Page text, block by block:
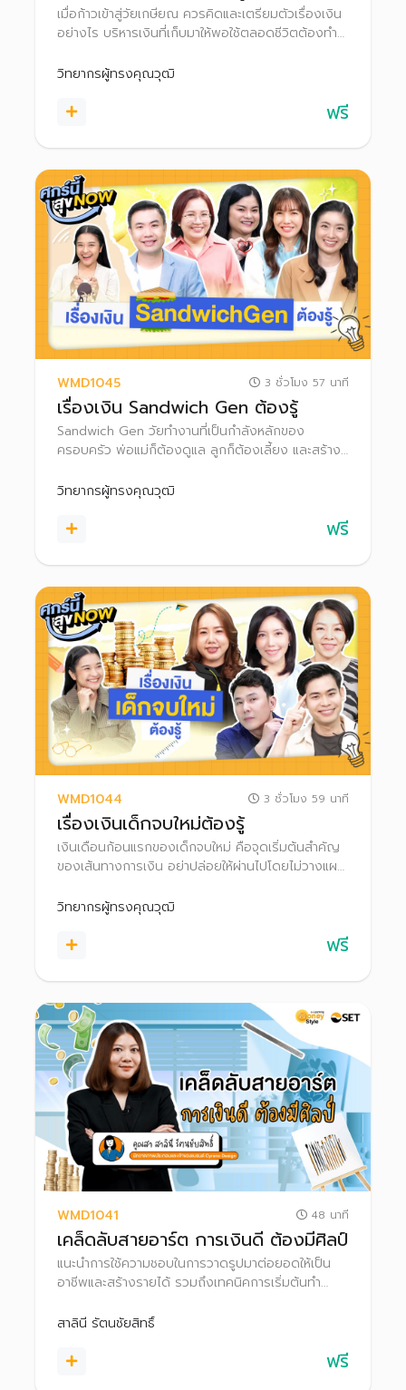
เมื่อก้าวเข้าสู่วัยเกษียณ ควรคิดและเตรียมตัวเรื่องเงิน
อย่างไร บริหารเงินที่เก็บมาให้พอใช้ตลอดชีวิตต้องทำ
มรดก, ความเสี่ยงหากอายุยืนขึ้น มาเตรียมความพร้อม
วิทยากรผู้ทรงคุณวุฒิ
ฟรี
WMD1045 3 ชั่วโมง 57 นาที
เรื่องเงิน Sandwich Gen ต้องรู้
Sandwich Gen วัยทำงานที่เป็นกำลังหลักของ
ครอบครัว พ่อแม่ก็ต้องดูแล ลูกก็ต้องเลี้ยง และสร้าง
เงินให้ราบรื่น เพื่อคุณภาพชีวิตที่ดีให้ตัวเองและทุกคนใน
วิทยากรผู้ทรงคุณวุฒิ
ฟรี
WMD1044 3 ชั่วโมง 59 นาที
เรื่องเงินเด็กจบใหม่ต้องรู้
เงินเดือนก้อนแรกของเด็กจบใหม่ คือจุดเริ่มต้นสำคัญ
ของเส้นทางการเงิน อย่าปล่อยให้ผ่านไปโดยไม่วางแผน
ให้เงินเติบโต และยังรับความเสี่ยงได้สูง
วิทยากรผู้ทรงคุณวุฒิ
ฟรี
WMD1041 48 นาที
เคล็ดลับสายอาร์ต การเงินดี ต้องมีศิลป์
แนะนำการใช้ความชอบในการวาดรูปมาต่อยอดให้เป็น
อาชีพและสร้างรายได้ รวมถึงเทคนิคการเริ่มต้นทำ
สู่ความสำเร็จ พร้อมทั้งการต่อยอดเงินออมผ่านการ
สาลินี รัตนชัยสิทธิ์
ฟรี